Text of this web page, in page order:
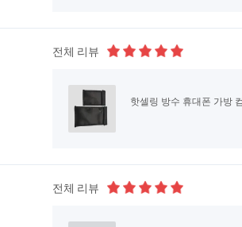
전체 리뷰
핫셀링 방수 휴대폰 가방
전체 리뷰